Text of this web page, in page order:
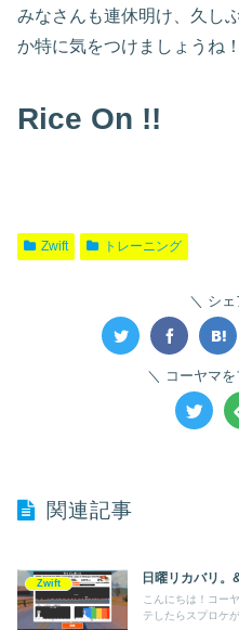
みなさんも連休明け、久し
か特に気をつけましょうね
Rice On !!
Zwift トレーニング
シェ
コーヤマ
関連記事
Zwift 日曜リカバリ
こんにちは！コーヤマです！ 久々にローラ
テしたらスプロケ